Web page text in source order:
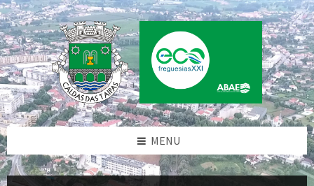
Skip
to
content
Skip
to
left
sidebar
Skip
to
right
sidebar
Skip
to
footer
MENU